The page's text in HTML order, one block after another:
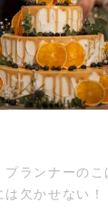
ランナーのこ
は欠かせない！